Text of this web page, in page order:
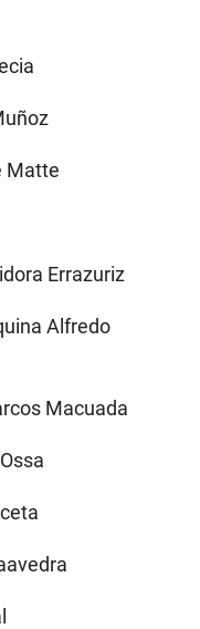
Matte
Errazuriz
Alfredo
Macuada